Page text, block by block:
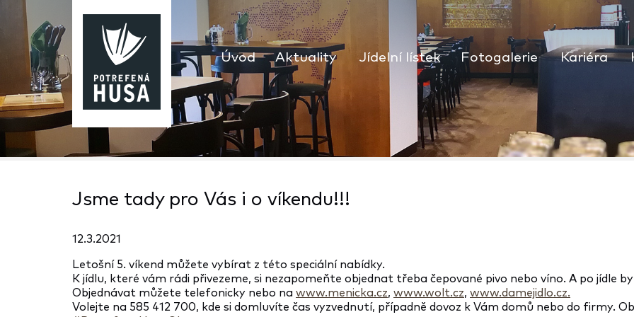
Úvod Aktuality Jídelní lístek Fotogalerie Kariéra
Jsme tady pro Vás i o víkendu!!!
12.3.2021
Letošní 5. víkend můžete vybírat z této speciální nabídky.
K jídlu, které vám rádi přivezeme, si nezapomeňte objednat třeba čepované pivo nebo víno. A po jídle
Objednávat můžete telefonicky nebo na www.menicka.cz, www.wolt.cz, www.damejidlo.cz.
Volejte na 585 412 700, kde si domluvíte čas vyzvednutí, případně dovoz k Vám domů nebo do firmy.